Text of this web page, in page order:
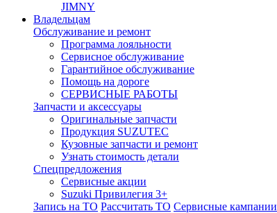
JIMNY
Владельцам
Обслуживание и ремонт
Программа лояльности
Сервисное обслуживание
Гарантийное обслуживание
Помощь на дороге
СЕРВИСНЫЕ РАБОТЫ
Запчасти и аксессуары
Оригинальные запчасти
Продукция SUZUTEC
Кузовные запчасти и ремонт
Узнать стоимость детали
Спецпредложения
Сервисные акции
Suzuki Привилегия 3+
Запись на ТО Рассчитать ТО Сервисные кампании